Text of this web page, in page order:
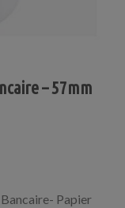
– 57mm
Papier